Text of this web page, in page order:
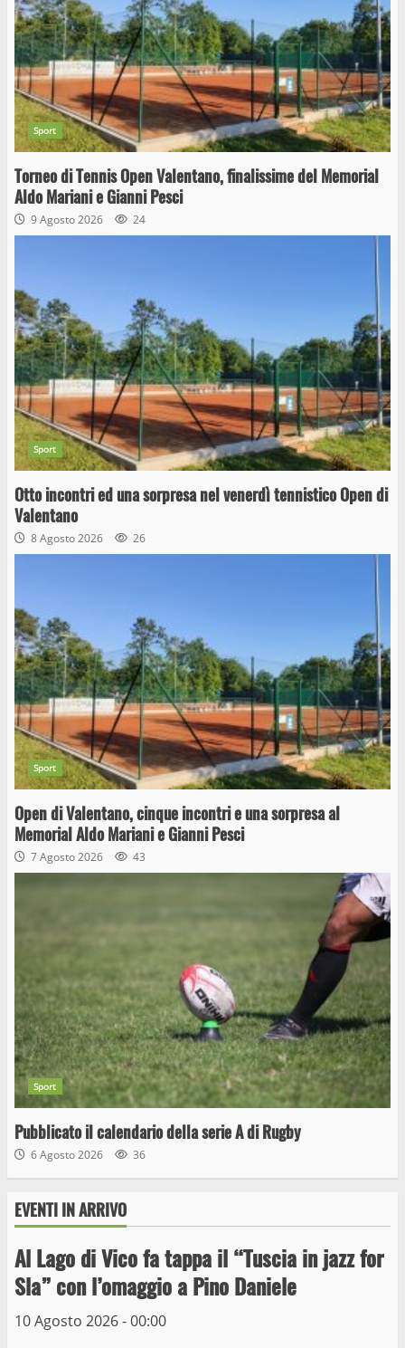
Sport
Torneo di Tennis Open Valentano, finalissime del Memorial
Aldo Mariani e Gianni Pesci
9 Agosto 2026 24
Sport
Otto incontri ed una sorpresa nel venerdì tennistico Open di
Valentano
8 Agosto 2026 26
Sport
Open di Valentano, cinque incontri e una sorpresa al
Memorial Aldo Mariani e Gianni Pesci
7 Agosto 2026 43
Sport
Pubblicato il calendario della serie A di Rugby
6 Agosto 2026 36
EVENTI IN ARRIVO
Al Lago di Vico fa tappa il “Tuscia in jazz for
Sla” con l’omaggio a Pino Daniele
10 Agosto 2026 - 00:00
3
Wiplanet Baseball supera il Napoli
9 Maggio 2023